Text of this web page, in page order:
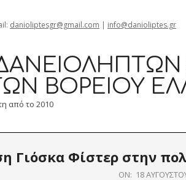
danioliptesgr@gmail.com | info@danioliptes.gr
ΒΟΡΕΊΟΥ
από το 2010
Γιόσκα Φίστερ στην
ON: 18